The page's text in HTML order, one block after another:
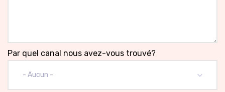
Par quel canal nous avez-vous trouvé?
- Aucun -